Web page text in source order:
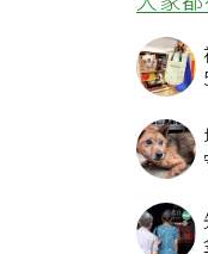
大家